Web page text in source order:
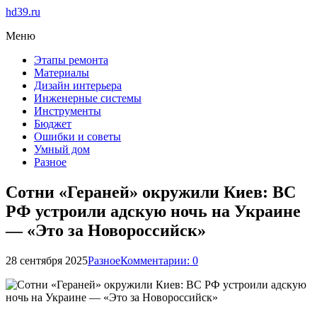
hd39.ru
Меню
Этапы ремонта
Материалы
Дизайн интерьера
Инженерные системы
Инструменты
Бюджет
Ошибки и советы
Умный дом
Разное
Сотни «Гераней» окружили Киев: ВС
РФ устроили адскую ночь на Украине
— «Это за Новороссийск»
28 сентября 2025РазноеКомментарии: 0